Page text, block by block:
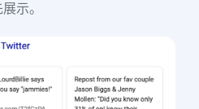
示。